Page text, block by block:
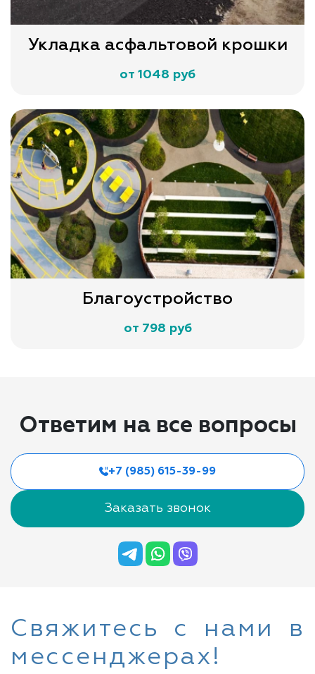
Укладка асфальтовой крошки
от 1048 руб
Благоустройство
от 798 руб
Ответим на все вопросы
+7 (985) 615-39-99
Заказать звонок
Свяжитесь с нами в
мессенджерах!